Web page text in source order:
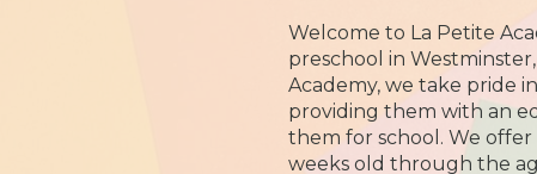
Welcome to La Petite
preschool in
Academy, we take pride
providing them with an
them for school. We
weeks old through the